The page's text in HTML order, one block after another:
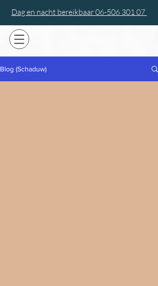
Dag en nacht bereikbaar 06-506 301 07
Blog (Schaduw)